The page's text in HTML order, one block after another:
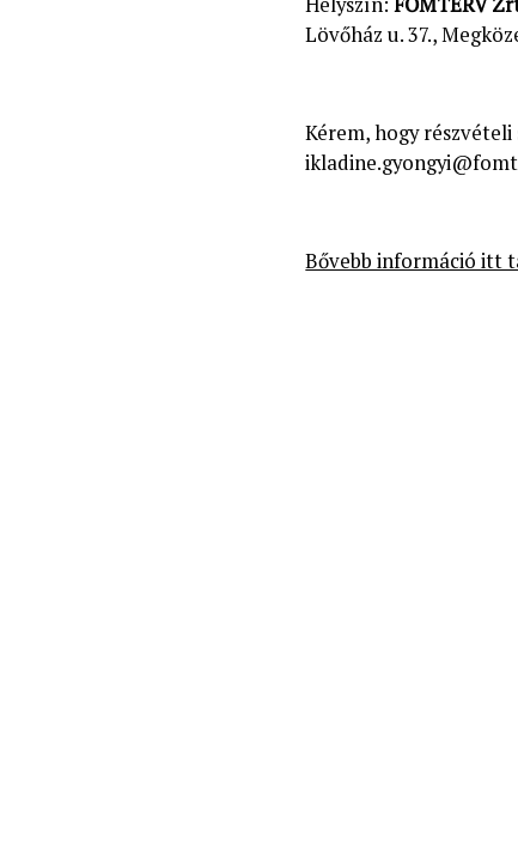
Lövőház u. 37.,
Kérem, hogy részvételi
Bővebb információ itt